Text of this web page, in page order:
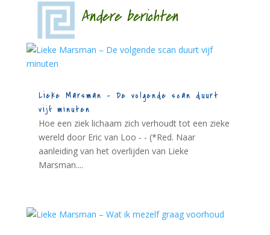
Andere berichten
Lieke Marsman – De volgende scan duurt
vijf minuten
Hoe een ziek lichaam zich verhoudt tot een zieke
wereld door Eric van Loo - - (*Red. Naar
aanleiding van het overlijden van Lieke
Marsman....